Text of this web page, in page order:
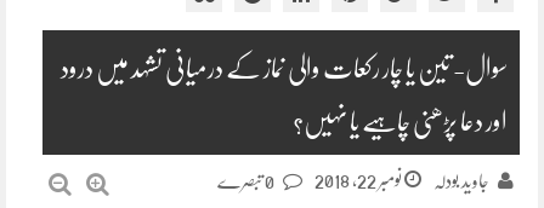
سوال- تین یا چار رکعات والی نماز کے درمیانی تشہد میں درود
اور دعا پڑھنی چاہیے یا نہیں؟
جاوید بودلہ نومبر 22, 2018